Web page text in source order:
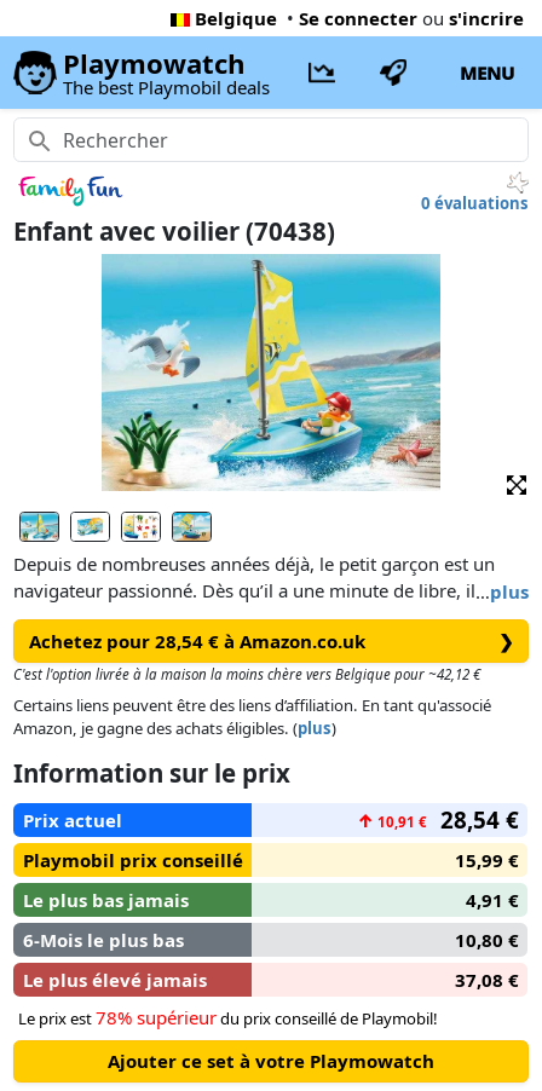
Belgique • Se connecter ou s'incrire
Playmowatch
The best Playmobil deals
MENU
0 évaluations
Enfant avec voilier (70438)
…plus
Depuis de nombreuses années déjà, le petit garçon est un
navigateur passionné. Dès qu’il a une minute de libre, il
étudie les changements de vent et s’entraîne pour la
prochaine régate. Aujourd’hui, le grand jour est enfin arrivé.
Le dériveur est contrôlé et nettoyé, le gilet de sauvetage
enfilé, et le vent est parfait, tout est prêt pour le départ !
Le PlaySet comprend un personnage enfant PLAYMOBIL, un
sur l’eau et peut être équipé d’un moteur submersible.
Achetez pour 28,54 € à Amazon.co.uk ❯
C'est l'option livrée à la maison la moins chère vers Belgique pour ~42,12 €
Certains liens peuvent être des liens d’affiliation. En tant qu'associé
Amazon, je gagne des achats éligibles. (plus)
Information sur le prix
Prix actuel ↑ 10,91 € 28,54 €
Playmobil prix conseillé
15,99 €
Le plus bas jamais
4,91 €
6-Mois le plus bas
10,80 €
Le plus élevé jamais
37,08 €
Le prix est78% supérieurdu prix conseillé de Playmobil!
Ajouter ce set à votre Playmowatch